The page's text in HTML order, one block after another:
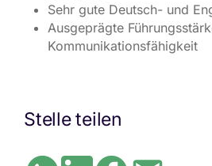
Sehr gute Deutsch- und
Ausgeprägte
Kommunikationsfähigkeit
Stelle teilen